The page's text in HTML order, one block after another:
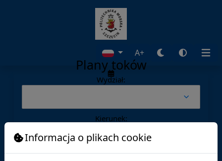
A+
Plany toków
Wydział:
Kierunek:
Informacja o plikach cookie